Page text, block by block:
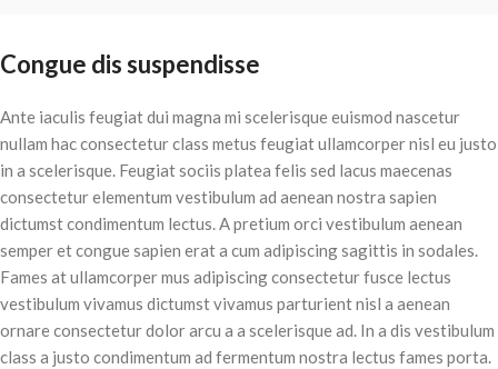
Congue dis suspendisse
Ante iaculis feugiat dui magna mi scelerisque euismod nascetur
nullam hac consectetur class metus feugiat ullamcorper nisl eu justo
in a scelerisque. Feugiat sociis platea felis sed lacus maecenas
consectetur elementum vestibulum ad aenean nostra sapien
dictumst condimentum lectus. A pretium orci vestibulum aenean
semper et congue sapien erat a cum adipiscing sagittis in sodales.
Fames at ullamcorper mus adipiscing consectetur fusce lectus
vestibulum vivamus dictumst vivamus parturient nisl a aenean
ornare consectetur dolor arcu a a scelerisque ad. In a dis vestibulum
class a justo condimentum ad fermentum nostra lectus fames porta.